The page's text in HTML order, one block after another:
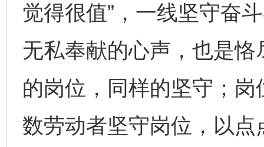
觉得很值”，一线坚守奋
无私奉献的心声，也是
的岗位，同样的坚守；
数劳动者坚守岗位，以